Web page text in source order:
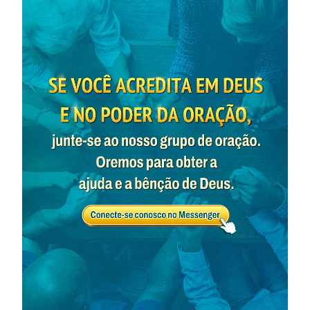
você pode ter essa confusão é, principalmente,
porque não conhece o real significado das palavras do
Senhor Jesus: ‘
Por isso vos digo que tudo o que
pedirdes em oração, crede que o recebereis, e tê-
lo-eis’(Marcos 11:24). De fato, há diferentes
contextos para a obra e as palavras do Senhor.
Quando o Senhor Jesus começou a trabalhar, embora
os discípulos O seguissem, não tinham um real
entendimento do Senhor, nem sabiam que o Senhor
Jesus era o Deus encarnado. Eles não tinham fé
verdadeira no Senhor. Então Ele lhes disse que
receberiam tudo pelo qual orassem, contanto que
tivessem fé. O Senhor disse isso na esperança de que
os discípulos pudessem confiar mais Nele, ver Seu
grande poder, ter fé verdadeira Nele e soubessem